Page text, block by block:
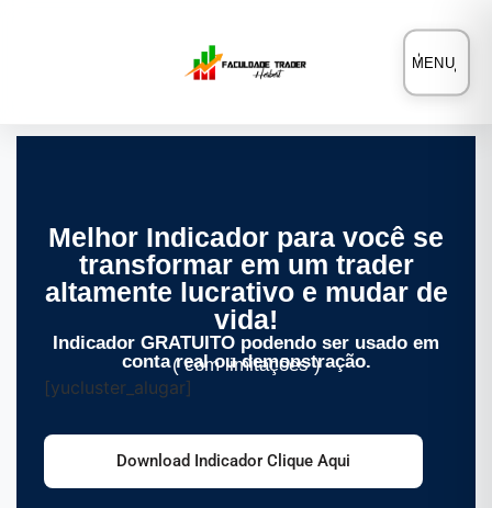
MENU
Melhor Indicador para você se
transformar em um trader
altamente lucrativo e mudar de
vida!
Indicador GRATUITO podendo ser usado em
conta real ou demonstração.
( com limitações )
[yucluster_alugar]
Download Indicador Clique Aqui